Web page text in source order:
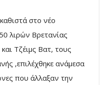
στο νέο
λιρών Βρετανίας
Τζέιμς Βατ, τους
,επιλέχθηκε ανάμεσα
που άλλαξαν την